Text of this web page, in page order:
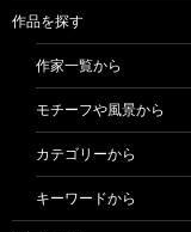
作品を探す
作家一覧から
モチーフや風景から
カテゴリーから
キーワードから